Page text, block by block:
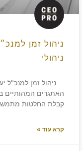
ניהול זמן
ניהולי
ניהול זמן למנכ"ל
האתגרים המהותיים
קבלת החלטות
קרא עוד »